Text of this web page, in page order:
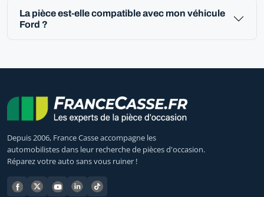
La pièce est-elle compatible avec mon véhicule
Ford ?
Depuis 2006, France Casse accompagne les
automobilistes dans leur recherche de pièces d'occasion.
Réparez votre auto sans vous ruiner !